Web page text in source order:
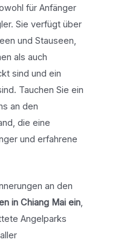
für Anfänger
Sie verfügt über
und Stauseen,
als auch
sind und ein
Tauchen Sie ein
an den
die eine
und erfahrene
an den
in Chiang Mai ein,
Angelparks